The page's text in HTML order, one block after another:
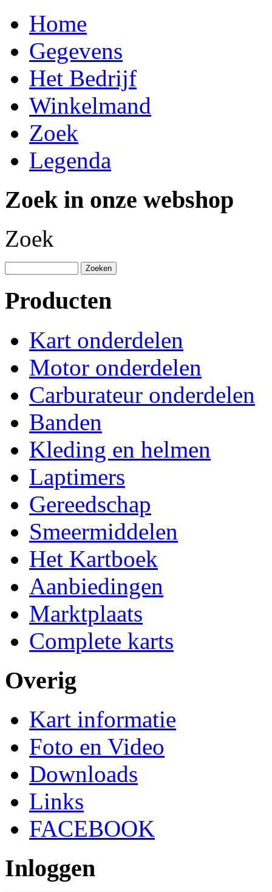
Home
Gegevens
Het Bedrijf
Winkelmand
Zoek
Legenda
Zoek in onze webshop
Zoek
Producten
Kart onderdelen
Motor onderdelen
Carburateur onderdelen
Banden
Kleding en helmen
Laptimers
Gereedschap
Smeermiddelen
Het Kartboek
Aanbiedingen
Marktplaats
Complete karts
Overig
Kart informatie
Foto en Video
Downloads
Links
FACEBOOK
Inloggen